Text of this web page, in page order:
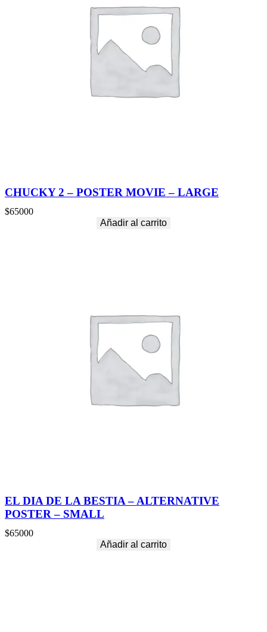
CHUCKY 2 – POSTER MOVIE – LARGE
$65000
Añadir al carrito
EL DIA DE LA BESTIA – ALTERNATIVE
POSTER – SMALL
$65000
Añadir al carrito